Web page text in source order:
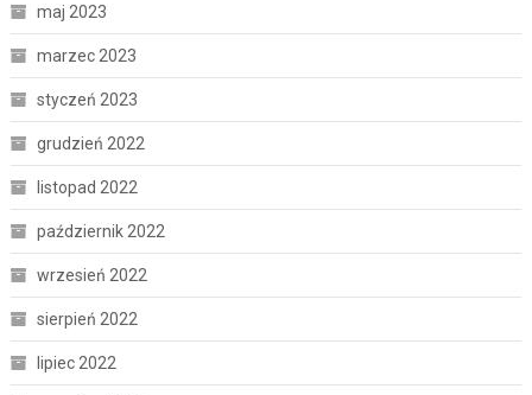
maj 2023
marzec 2023
styczeń 2023
grudzień 2022
listopad 2022
październik 2022
wrzesień 2022
sierpień 2022
lipiec 2022